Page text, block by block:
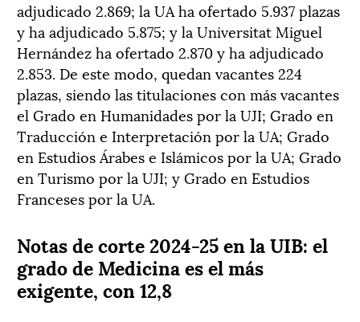
adjudicado 2.869; la UA ha ofertado 5.937 plazas
y ha adjudicado 5.875; y la Universitat Miguel
Hernández ha ofertado 2.870 y ha adjudicado
2.853. De este modo, quedan vacantes 224
plazas, siendo las titulaciones con más vacantes
el Grado en Humanidades por la UJI; Grado en
Traducción e Interpretación por la UA; Grado
en Estudios Árabes e Islámicos por la UA; Grado
en Turismo por la UJI; y Grado en Estudios
Franceses por la UA.
Notas de corte 2024-25 en la UIB: el
grado de Medicina es el más
exigente, con 12,8